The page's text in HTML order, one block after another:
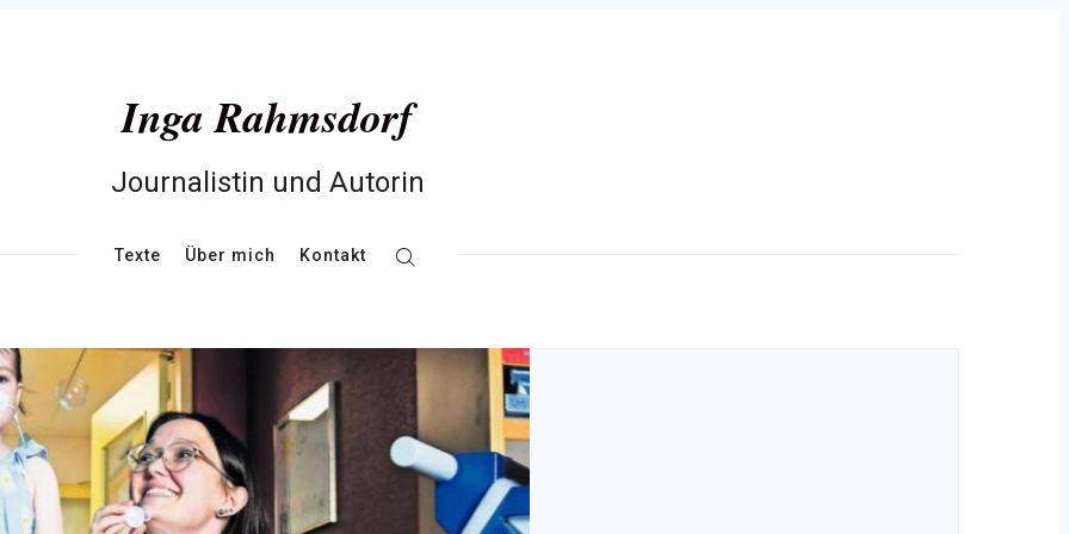
Inga Rahmsdorf
Journalistin und Autorin
Texte Über mich Kontakt